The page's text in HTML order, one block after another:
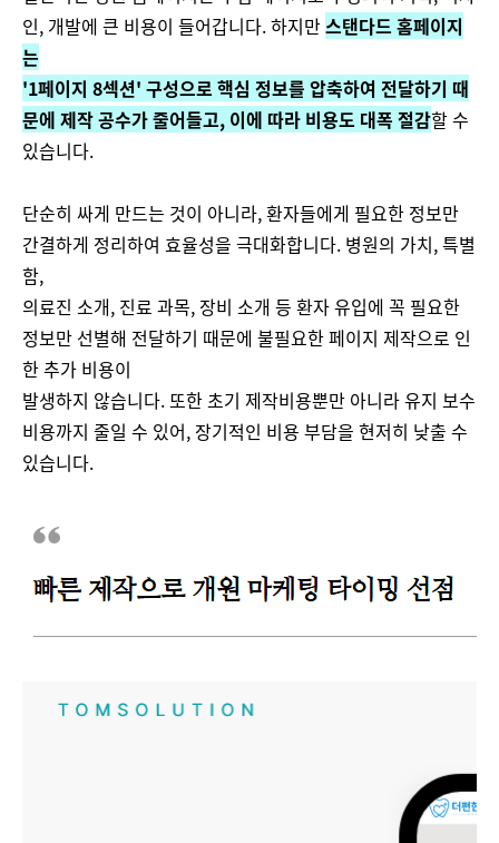
인, 개발에 큰 비용이 들어갑니다. 하지만스탠다드 홈페이지
는
'1페이지 8섹션' 구성으로 핵심 정보를 압축하여 전달하기 때
문에 제작 공수가 줄어들고, 이에 따라 비용도 대폭 절감할수
있습니다​.
단순히 싸게 만드는 것이 아니라, 환자들에게 필요한 정보만
간결하게 정리하여 효율성을 극대화합니다. 병원의 가치, 특별
함,
의료진 소개, 진료 과목, 장비 소개 등 환자 유입에 꼭 필요한
정보만 선별해 전달하기 때문에 불필요한 페이지 제작으로 인
한 추가 비용이
발생하지 않습니다. 또한 초기 제작비용뿐만 아니라 유지 보수
비용까지 줄일 수 있어, 장기적인 비용 부담을 현저히 낮출 수
있습니다​.